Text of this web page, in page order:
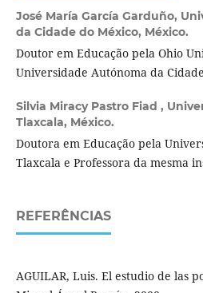
José María García Garduño,
da Cidade do México, México.
Doutor em Educação pela Ohio
Universidade Autónoma da
Silvia Miracy Pastro Fiad ,
Tlaxcala, México.
Doutora em Educação pela
Tlaxcala e Professora da mesma
REFERÊNCIAS
AGUILAR, Luis. El estudio de las